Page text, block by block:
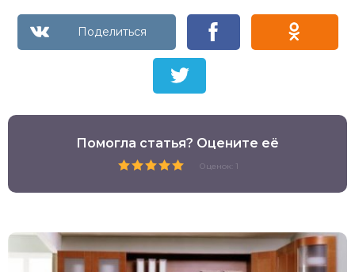
Помогла статья? Оцените её
Оценок: 1